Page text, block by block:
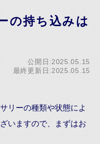
の持ち込みは
公開日:2025.05.15
最終更新日:2025.05.15
リーの種類や状態によ
いますので、まずはお